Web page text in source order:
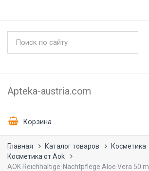
Apteka-austria.com
Корзина
Главная Каталог товаров
Косметика
Косметика от Aok
AOK Reichhaltige-Nachtpflege Aloe Vera 50 ml